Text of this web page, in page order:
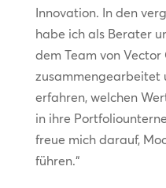
Innovation. In den
habe ich als Berater
dem Team von
zusammengearbeitet
erfahren, welchen
in ihre
freue mich darauf,
führen.“